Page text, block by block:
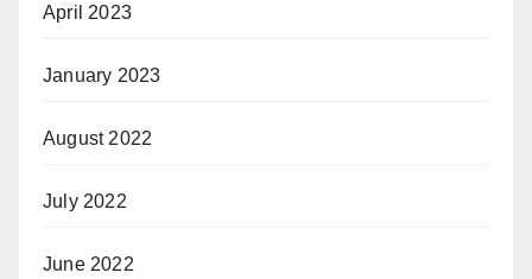
April 2023
January 2023
August 2022
July 2022
June 2022